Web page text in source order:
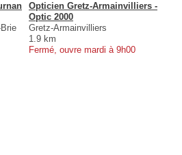
Opticien Gretz-Armainvilliers -
Optic 2000
Gretz-Armainvilliers
1.9 km
Fermé, ouvre mardi à 9h00